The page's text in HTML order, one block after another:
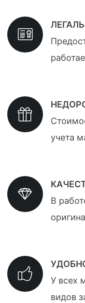
учета
В
У всех
видов